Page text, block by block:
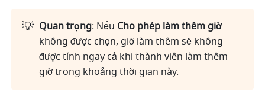
💡 Quan trọng: Nếu Cho phép làm thêm giờ
không được chọn, giờ làm thêm sẽ không
được tính ngay cả khi thành viên làm thêm
giờ trong khoảng thời gian này.